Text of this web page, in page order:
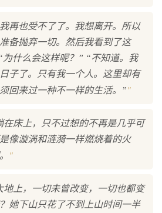
再也受不了了。我想离开。所以
备抛弃一切。然后我看到了这
为什么会这样呢？” “不知道。我
子了。只有我一个人。这里却有
回来过一种不一样的生活。”"
在床上，只不过想的不再是几乎可
像漩涡和涟漪一样燃烧着的火
"
地上，一切未曾改变，一切也都变
她下山只花了不到上山时间一半